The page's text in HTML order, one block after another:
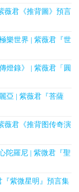
薇君《推背圖》預言
樂世界 | 紫薇君『世
燈錄》 | 紫薇君「圓
亞 | 紫薇君『菩薩
薇君《推背图传奇演
陀羅尼 | 紫微君『聖
『紫微星明』預言集